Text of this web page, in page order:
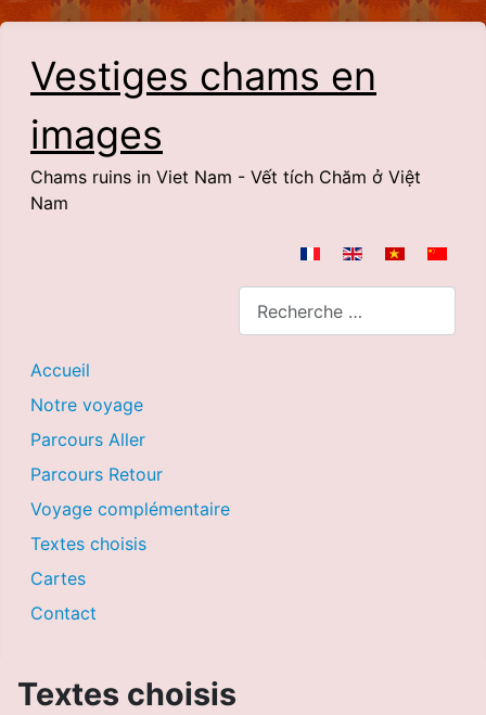
Vestiges chams en
images
Chams ruins in Viet Nam - Vết tích Chăm ở Việt
Nam
Accueil
Notre voyage
Parcours Aller
Parcours Retour
Voyage complémentaire
Textes choisis
Cartes
Contact
Textes choisis